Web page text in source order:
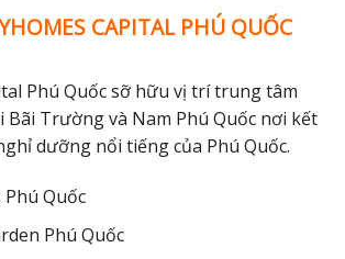
CAPITAL PHÚ QUỐC
Phú Quốc sỡ hữu vị trí trung tâm
Bãi Trường và Nam Phú Quốc nơi kết
dưỡng nổi tiếng của Phú Quốc.
Quốc
Phú Quốc